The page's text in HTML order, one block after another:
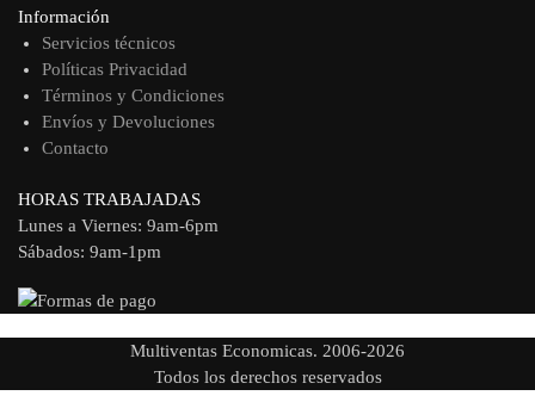
Información
Servicios técnicos
Políticas Privacidad
Términos y Condiciones
Envíos y Devoluciones
Contacto
HORAS TRABAJADAS
Lunes a Viernes: 9am-6pm
Sábados: 9am-1pm
Multiventas Economicas. 2006-2026
Todos los derechos reservados